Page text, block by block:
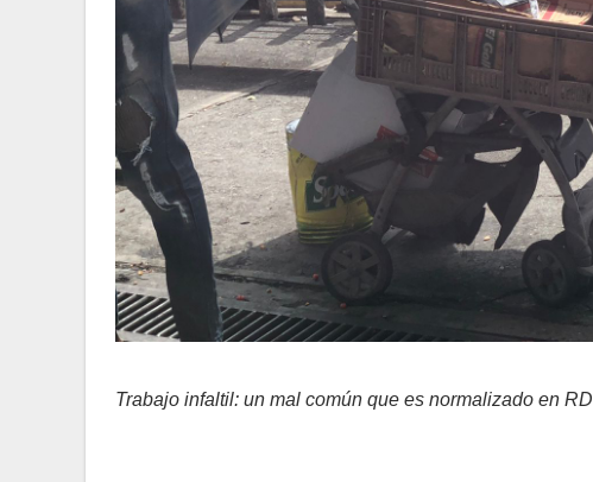
Trabajo infaltil: un mal común que es normalizado en RD